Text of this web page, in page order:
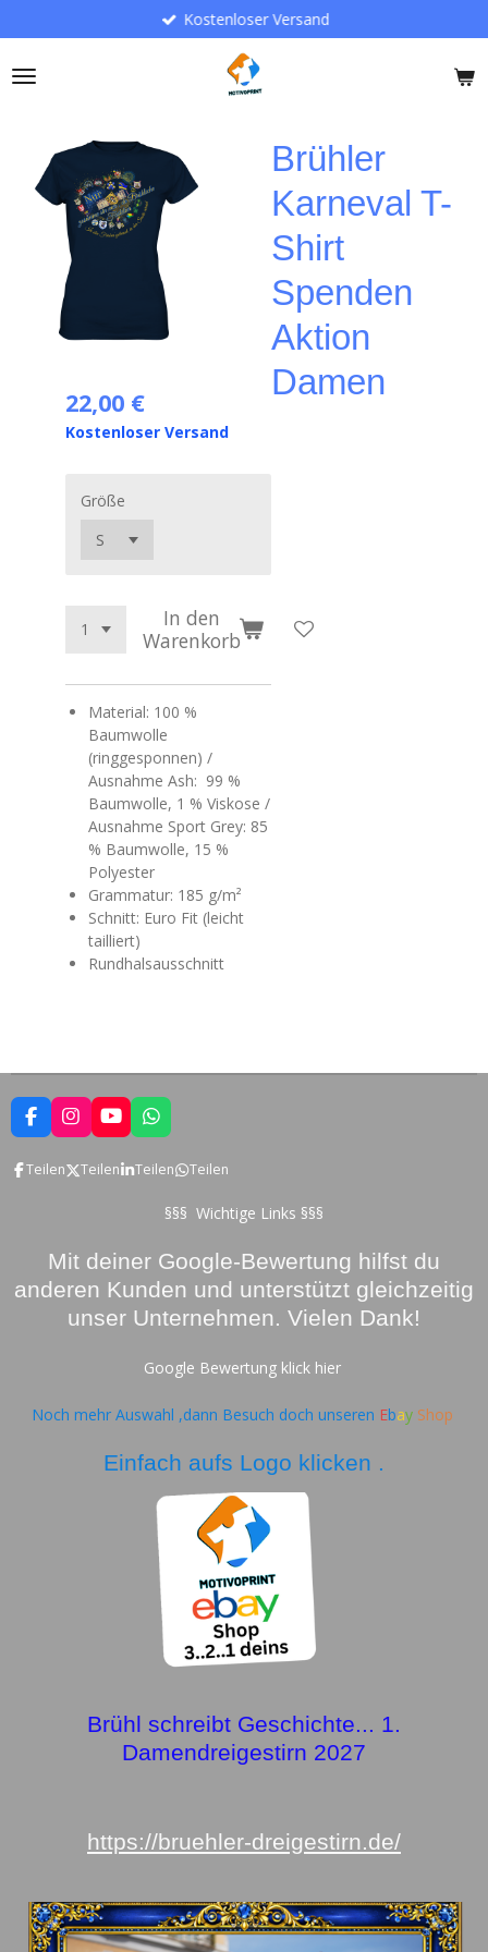
Hauptinhalt
springen
Kostenloser Versand
Brühler
Karneval T-
Shirt
Spenden
Aktion
Damen
22,00 €
Kostenloser Versand
Größe
In den
Warenkorb
Material: 100 %
Baumwolle
(ringgesponnen) /
Ausnahme Ash: 99 %
Baumwolle, 1 % Viskose /
Ausnahme Sport Grey: 85
% Baumwolle, 15 %
Polyester
Grammatur: 185 g/m²
Schnitt: Euro Fit (leicht
tailliert)
Rundhalsausschnitt
F
a
e
I
n
t
m
Y
o
T
W
h
a
t
Teilen Teilen Teilen Teilen
§§§ Wichtige Links §§§
Mit deiner Google-Bewertung hilfst du
anderen Kunden und unterstützt gleichzeitig
unser Unternehmen. Vielen Dank!
Google Bewertung klick hier
Noch mehr Auswahl ,dann Besuch doch unseren EbayShop
Einfach aufs Logo klicken .
Brühl schreibt Geschichte... 1.
Damendreigestirn 2027
https://bruehler-dreigestirn.de/